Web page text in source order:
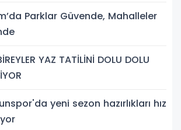
Parklar Güvende, Mahalleler
YAZ TATİLİNİ DOLU DOLU
yeni sezon hazırlıkları hız